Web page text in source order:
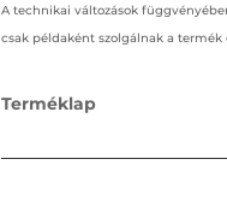
A technikai változások
csak példaként szolgálnak a
Terméklap